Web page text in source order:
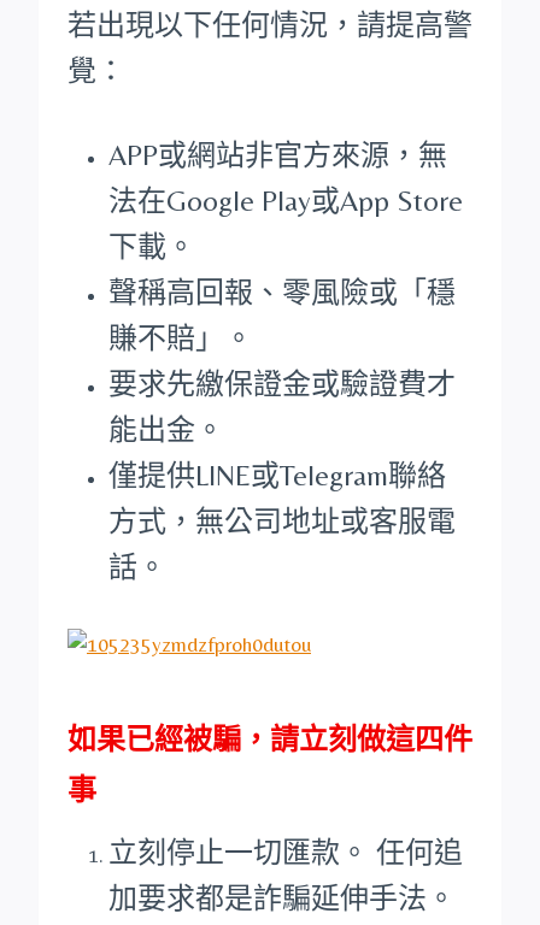
若出現以下任何情況，請提高警
覺：
APP或網站非官方來源，無
法在Google Play或App Store
下載。
聲稱高回報、零風險或「穩
賺不賠」。
要求先繳保證金或驗證費才
能出金。
僅提供LINE或Telegram聯絡
方式，無公司地址或客服電
話。
如果已經被騙，請立刻做這四件
事
立刻停止一切匯款。 任何追
加要求都是詐騙延伸手法。